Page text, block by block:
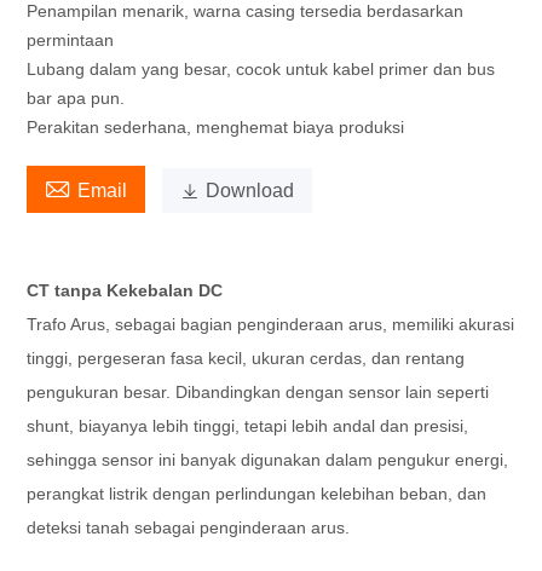
Penampilan menarik, warna casing tersedia berdasarkan
permintaan
Lubang dalam yang besar, cocok untuk kabel primer dan bus
bar apa pun.
Perakitan sederhana, menghemat biaya produksi
 Email  Download
CT tanpa Kekebalan DC
Trafo Arus, sebagai bagian penginderaan arus, memiliki akurasi
tinggi, pergeseran fasa kecil, ukuran cerdas, dan rentang
pengukuran besar. Dibandingkan dengan sensor lain seperti
shunt, biayanya lebih tinggi, tetapi lebih andal dan presisi,
sehingga sensor ini banyak digunakan dalam pengukur energi,
perangkat listrik dengan perlindungan kelebihan beban, dan
deteksi tanah sebagai penginderaan arus.